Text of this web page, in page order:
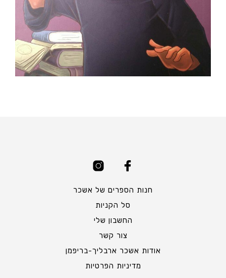
חנות הספרים של אשכר
סל הקניות
החשבון שלי
צור קשר
אודות אשכר ארבליך-בריפמן
מדיניות הפרטיות